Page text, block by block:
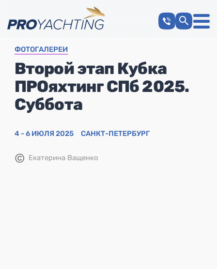
ФОТОГАЛЕРЕИ
Второй этап Кубка
ПРОяхтинг СПб 2025.
Суббота
4 - 6 ИЮЛЯ 2025 САНКТ-ПЕТЕРБУРГ
© Екатерина Ващенко